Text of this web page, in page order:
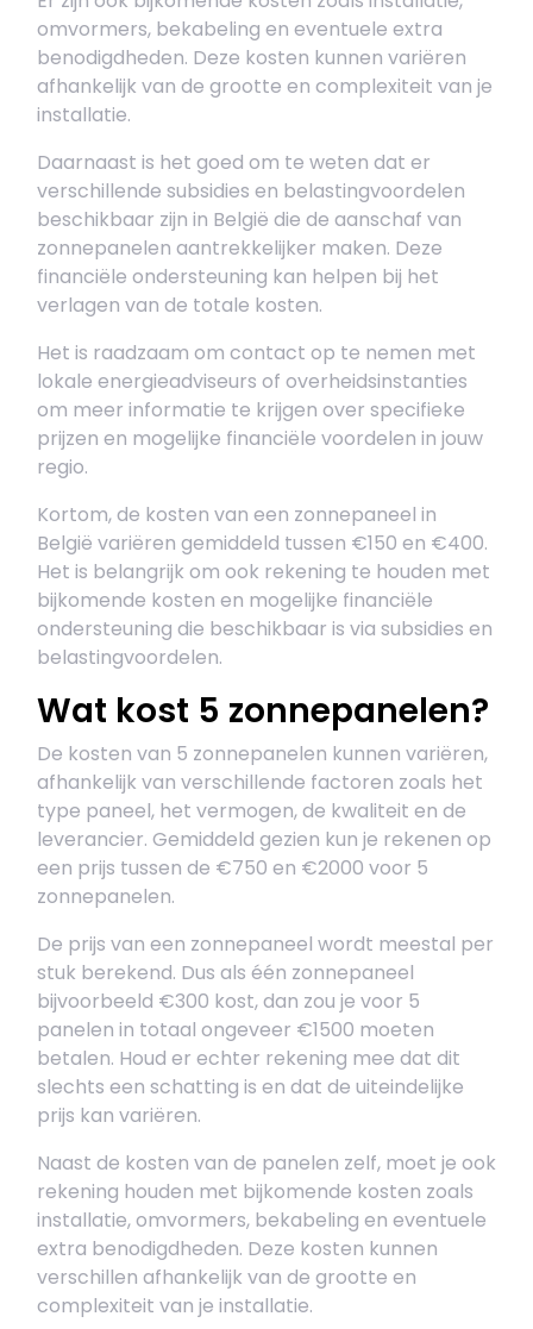
omvormers, bekabeling en eventuele extra
benodigdheden. Deze kosten kunnen variëren
afhankelijk van de grootte en complexiteit van je
installatie.
Daarnaast is het goed om te weten dat er
verschillende subsidies en belastingvoordelen
beschikbaar zijn in België die de aanschaf van
zonnepanelen aantrekkelijker maken. Deze
financiële ondersteuning kan helpen bij het
verlagen van de totale kosten.
Het is raadzaam om contact op te nemen met
lokale energieadviseurs of overheidsinstanties
om meer informatie te krijgen over specifieke
prijzen en mogelijke financiële voordelen in jouw
regio.
Kortom, de kosten van een zonnepaneel in
België variëren gemiddeld tussen €150 en €400.
Het is belangrijk om ook rekening te houden met
bijkomende kosten en mogelijke financiële
ondersteuning die beschikbaar is via subsidies en
belastingvoordelen.
Wat kost 5 zonnepanelen?
De kosten van 5 zonnepanelen kunnen variëren,
afhankelijk van verschillende factoren zoals het
type paneel, het vermogen, de kwaliteit en de
leverancier. Gemiddeld gezien kun je rekenen op
een prijs tussen de €750 en €2000 voor 5
zonnepanelen.
De prijs van een zonnepaneel wordt meestal per
stuk berekend. Dus als één zonnepaneel
bijvoorbeeld €300 kost, dan zou je voor 5
panelen in totaal ongeveer €1500 moeten
betalen. Houd er echter rekening mee dat dit
slechts een schatting is en dat de uiteindelijke
prijs kan variëren.
Naast de kosten van de panelen zelf, moet je ook
rekening houden met bijkomende kosten zoals
installatie, omvormers, bekabeling en eventuele
extra benodigdheden. Deze kosten kunnen
verschillen afhankelijk van de grootte en
complexiteit van je installatie.